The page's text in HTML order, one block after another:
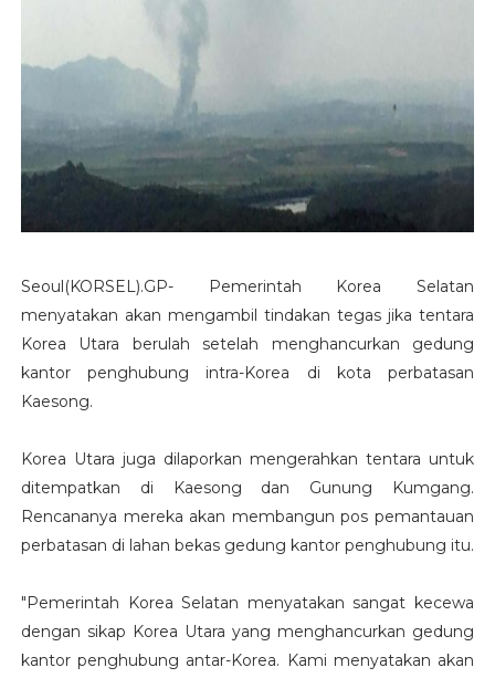
Seoul(KORSEL).GP- Pemerintah Korea Selatan
menyatakan akan mengambil tindakan tegas jika tentara
Korea Utara berulah setelah menghancurkan gedung
kantor penghubung intra-Korea di kota perbatasan
Kaesong.
Korea Utara juga dilaporkan mengerahkan tentara untuk
ditempatkan di Kaesong dan Gunung Kumgang.
Rencananya mereka akan membangun pos pemantauan
perbatasan di lahan bekas gedung kantor penghubung itu.
"Pemerintah Korea Selatan menyatakan sangat kecewa
dengan sikap Korea Utara yang menghancurkan gedung
kantor penghubung antar-Korea. Kami menyatakan akan